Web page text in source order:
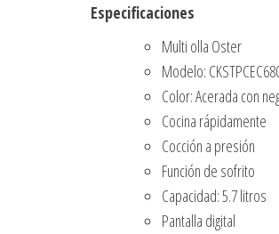
Especificaciones
Multi olla Oster
Modelo:
Color: Acerada con
Cocina rápidamente
Cocción a presión
Función de sofrito
Capacidad: 5.7 litros
Pantalla digital